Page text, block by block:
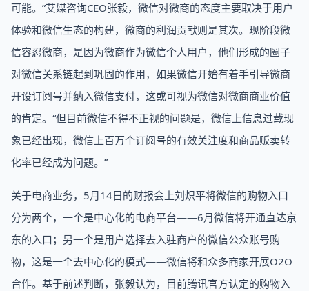
可能。”艾媒咨询CEO张毅，微信对微商的态度主要取决于用户
体验和微信生态的构建，微商的利润贡献则是其次。现阶段微
信容忍微商，是因为微商作为微信个人用户，他们形成的圈子
对微信关系链起到巩固的作用，如果微信开始有着手引导微商
开设订阅号并纳入微信支付，这或可视为微信对微商商业价值
的肯定。“但目前微信不得不正视的问题是，微信上信息过载现
象已经出现，微信上百万个订阅号的有效关注度和商品贩卖转
化率已经成为问题。”
关于电商业务，5月14日的财报会上刘炽平将微信的购物入口
分为两个，一个是中心化的电商平台——6月微信将开通直达京
东的入口；另一个是用户选择去入驻商户的微信公众账号购
物，这是一个去中心化的模式——微信将和众多商家开展O2O
合作。基于前述判断，张毅认为，目前腾讯官方认定的购物入